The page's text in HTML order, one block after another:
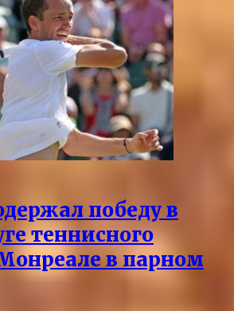
победу в
теннисного
в парном